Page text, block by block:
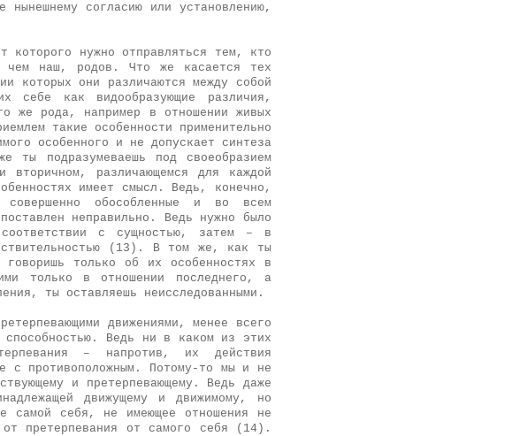
согласию или установлению,
нужно отправляться тем, кто
чем наш, родов. Что же касается тех
которых они различаются между собой
как видообразующие различия,
же рода, например в отношении живых
такие особенности применительно
особенного и не допускает синтеза
ты подразумеваешь под своеобразием
различающемся для каждой
имеет смысл. Ведь, конечно,
совершенно обособленные и во всем
неправильно. Ведь нужно было
с сущностью, затем – в
(13). В том же, как ты
только об их особенностях в
только в отношении последнего, а
ты оставляешь неисследованными.
движениями, менее всего
способностью. Ведь ни в каком из этих
– напротив, их действия
с противоположным. Потому-то мы и не
и претерпевающему. Ведь даже
движущему и движимому, но
самой себя, не имеющее отношения не
претерпевания от самого себя (14).